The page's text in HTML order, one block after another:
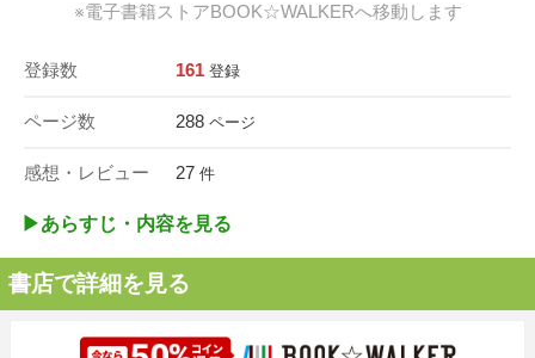
※電子書籍ストアBOOK☆WALKERへ移動します
登録数 161 登録
ページ数 288 ページ
感想・レビュー 27 件
▶︎あらすじ・内容を見る
書店で詳細を見る